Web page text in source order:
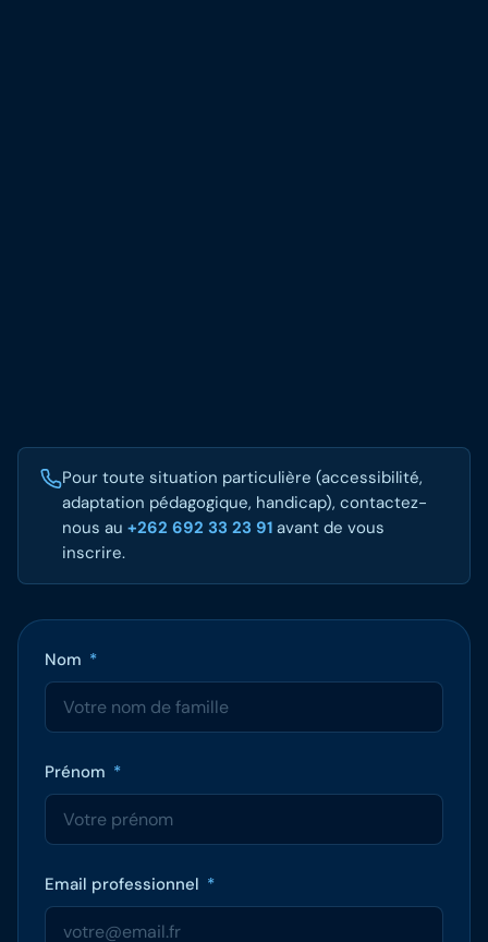
Pour toute situation particulière (accessibilité,
adaptation pédagogique, handicap), contactez-
nous au +262 692 33 23 91 avant de vous
inscrire.
Nom *
Prénom *
Email professionnel *